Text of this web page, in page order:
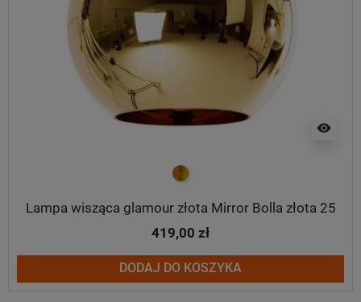
visibility
złoty
Lampa wisząca glamour złota Mirror Bolla złota 25
419,00 zł
DODAJ DO KOSZYKA